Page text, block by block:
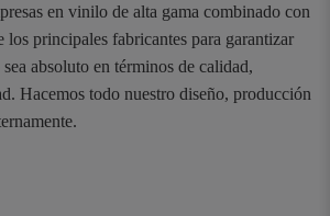
en vinilo de alta gama combinado con
los principales fabricantes para garantizar
absoluto en términos de calidad,
Hacemos todo nuestro diseño, producción